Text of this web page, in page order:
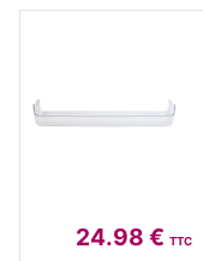
24.98 € TTC